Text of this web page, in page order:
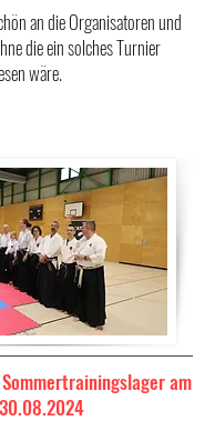
an die Organisatoren und
die ein solches Turnier
wäre.
am